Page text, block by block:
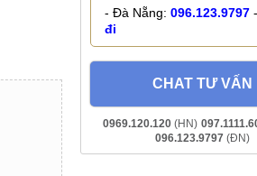
- Đà Nẵng: 096.123.9797-
đi
CHAT TƯ VẤN
0969.120.120 (HN)
096.123.9797 (ĐN)